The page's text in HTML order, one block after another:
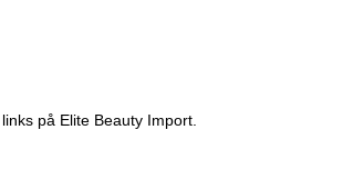
på Elite Beauty Import.